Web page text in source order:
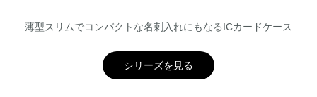
薄型スリムでコンパクトな名刺入れにもなるICカードケース
シリーズを見る